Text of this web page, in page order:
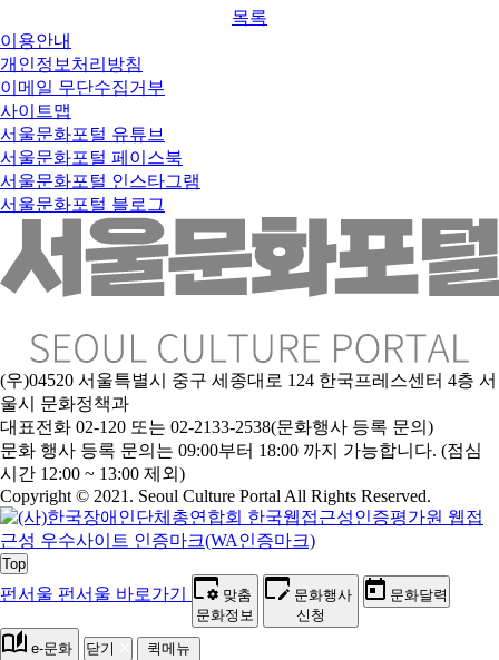
목록
이용안내
개인정보처리방침
이메일 무단수집거부
사이트맵
서울문화포털 유튜브
서울문화포털 페이스북
서울문화포털 인스타그램
서울문화포털 블로그
(우)04520 서울특별시 중구 세종대로 124 한국프레스센터 4층 서
울시 문화정책과
대표전화 02-120 또는 02-2133-2538(문화행사 등록 문의)
문화 행사 등록 문의는 09:00부터 18:00 까지 가능합니다. (점심
시간 12:00 ~ 13:00 제외)
Copyright © 2021. Seoul Culture Portal All Rights Reserved.
Top
펀서울 펀서울 바로가기
맞춤
문화정보
문화행사
신청
문화달력
e-문화
닫기
퀵메뉴